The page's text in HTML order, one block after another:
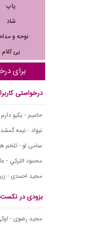
پاپ
شاد
نوحه و
بی کلام
برای
درخواستی
حامیم - یکیو دارم
نیواد - نیمه
سامی لو - تلخم
محمود التركي -
مجید احمدی -
بزودی در
مجید رضوی -